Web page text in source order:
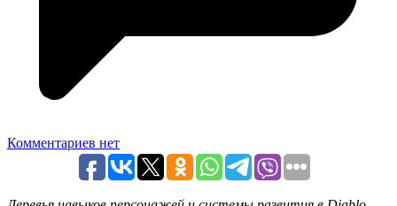
Комментариев нет